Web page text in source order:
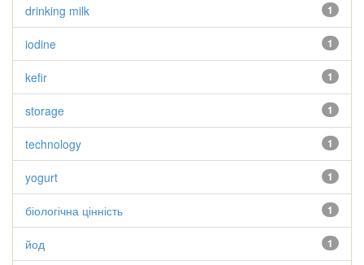
1
drinking milk
1
iodine
1
kefir
1
storage
1
technology
1
yogurt
1
біологічна цінність
1
йод